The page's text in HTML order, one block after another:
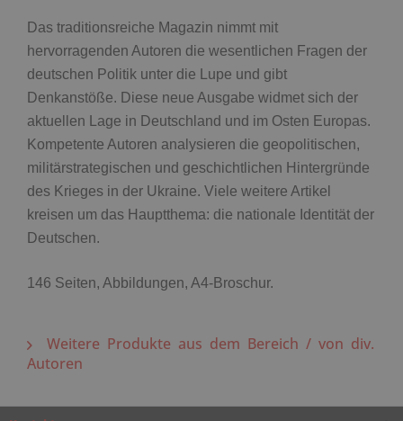
Das traditionsreiche Magazin nimmt mit
hervorragenden Autoren die wesentlichen Fragen der
deutschen Politik unter die Lupe und gibt
Denkanstöße. Diese neue Ausgabe widmet sich der
aktuellen Lage in Deutschland und im Osten Europas.
Kompetente Autoren analysieren die geopolitischen,
militärstrategischen und geschichtlichen Hintergründe
des Krieges in der Ukraine. Viele weitere Artikel
kreisen um das Hauptthema: die nationale Identität der
Deutschen.
146 Seiten, Abbildungen, A4-Broschur.
Weitere Produkte aus dem Bereich / von div.
Autoren